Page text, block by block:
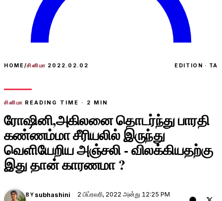
HOME/சினிமா 2022.02.02 EDITION · TA
சினிமா READING TIME · 2 MIN
ரோஷினி,அகிலனை தொடர்ந்து பாரதி
கண்ணம்மா சீரியலில் இருந்து
வெளியேறிய அஞ்சலி - விலக்கியதற்கு
இது தான் காரணமா ?
BY subhashini 2 பிப்ரவரி, 2022 அன்று 12:25 PM